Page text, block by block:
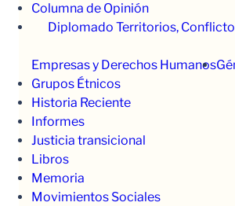
Columna de Opinión
Diplomado Territorios,
Empresas y Derechos Humanos
Grupos Étnicos
Historia Reciente
Informes
Justicia transicional
Libros
Memoria
Movimientos Sociales